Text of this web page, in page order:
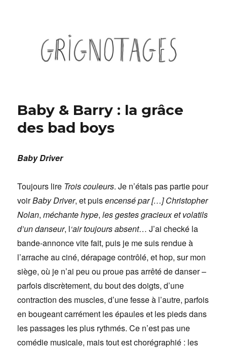
Baby & Barry : la grâce
des bad boys
Baby Driver
Toujours lire Trois couleurs. Je n’étais pas partie pour
voirBaby Driver, et puisencensé par […] Christopher
Nolan,méchante hype,les gestes gracieux et volatils
d’un danseur, l‘air toujours absent… J’ai checké la
bande-annonce vite fait, puis je me suis rendue à
l’arrache au ciné, dérapage contrôlé, et hop, sur mon
siège, où je n’ai peu ou proue pas arrêté de danser –
parfois discrètement, du bout des doigts, d’une
contraction des muscles, d’une fesse à l’autre, parfois
en bougeant carrément les épaules et les pieds dans
les passages les plus rythmés. Ce n’est pas une
comédie musicale, mais tout est chorégraphié : les